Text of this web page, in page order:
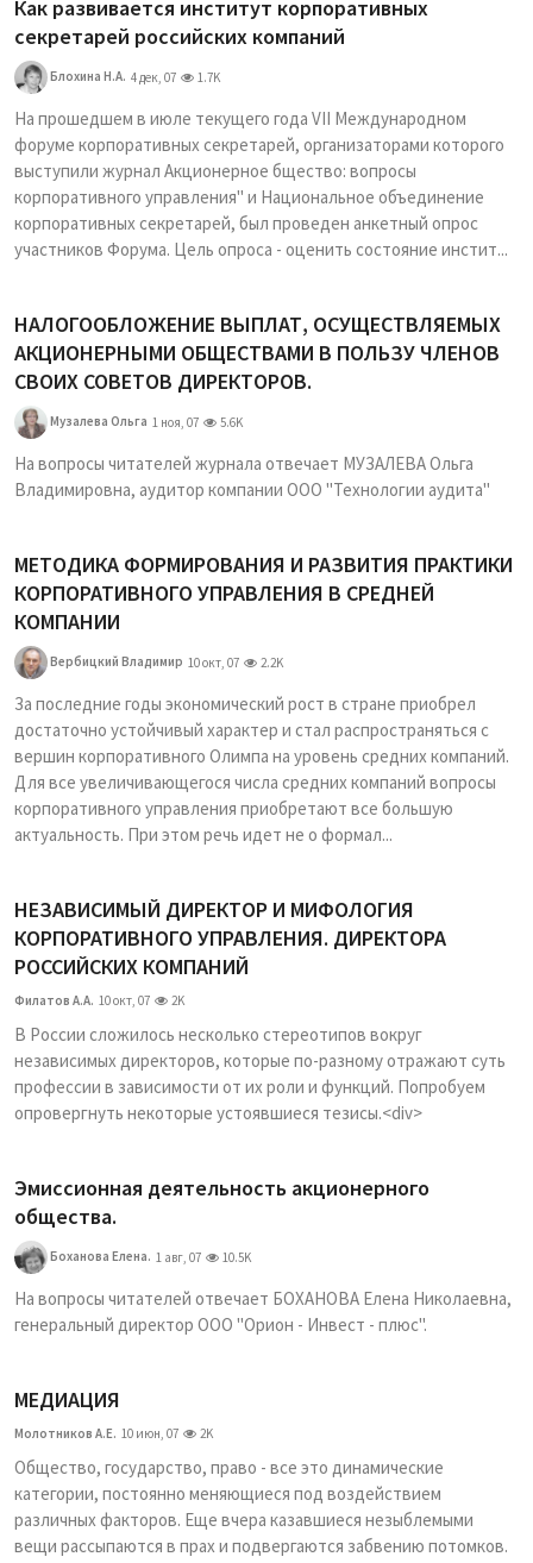
Как развивается институт корпоративных
секретарей российских компаний
Блохина Н.А. 4 дек, 07 1.7K
На прошедшем в июле текущего года VII Международном
форуме корпоративных секретарей, организаторами которого
выступили журнал Акционерное бщество: вопросы
корпоративного управления" и Национальное объединение
корпоративных секретарей, был проведен анкетный опрос
участников Форума. Цель опроса - оценить состояние инстит...
НАЛОГООБЛОЖЕНИЕ ВЫПЛАТ, ОСУЩЕСТВЛЯЕМЫХ
АКЦИОНЕРНЫМИ ОБЩЕСТВАМИ В ПОЛЬЗУ ЧЛЕНОВ
СВОИХ СОВЕТОВ ДИРЕКТОРОВ.
Музалева Ольга 1 ноя, 07 5.6K
На вопросы читателей журнала отвечает МУЗАЛЕВА Ольга
Владимировна, аудитор компании ООО "Технологии аудита"
МЕТОДИКА ФОРМИРОВАНИЯ И РАЗВИТИЯ ПРАКТИКИ
КОРПОРАТИВНОГО УПРАВЛЕНИЯ В СРЕДНЕЙ
КОМПАНИИ
Вербицкий Владимир 10 окт, 07 2.2K
За последние годы экономический рост в стране приобрел
достаточно устойчивый характер и стал распространяться с
вершин корпоративного Олимпа на уровень средних компаний.
Для все увеличивающегося числа средних компаний вопросы
корпоративного управления приобретают все большую
актуальность. При этом речь идет не о формал...
НЕЗАВИСИМЫЙ ДИРЕКТОР И МИФОЛОГИЯ
КОРПОРАТИВНОГО УПРАВЛЕНИЯ. ДИРЕКТОРА
РОССИЙСКИХ КОМПАНИЙ
Филатов А.А. 10 окт, 07 2K
В России сложилось несколько стереотипов вокруг
независимых директоров, которые по-разному отражают суть
профессии в зависимости от их роли и функций. Попробуем
опровергнуть некоторые устоявшиеся тезисы.<div>
Эмиссионная деятельность акционерного
общества.
Боханова Елена. 1 авг, 07 10.5K
На вопросы читателей отвечает БОХАНОВА Елена Николаевна,
генеральный директор ООО "Орион - Инвест - плюс".
МЕДИАЦИЯ
Молотников А.Е. 10 июн, 07 2K
Общество, государство, право - все это динамические
категории, постоянно меняющиеся под воздействием
различных факторов. Еще вчера казавшиеся незыблемыми
вещи рассыпаются в прах и подвергаются забвению потомков.